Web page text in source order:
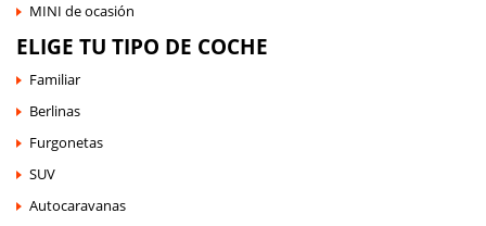
MINI de ocasión
ELIGE TU TIPO DE COCHE
Familiar
Berlinas
Furgonetas
SUV
Autocaravanas